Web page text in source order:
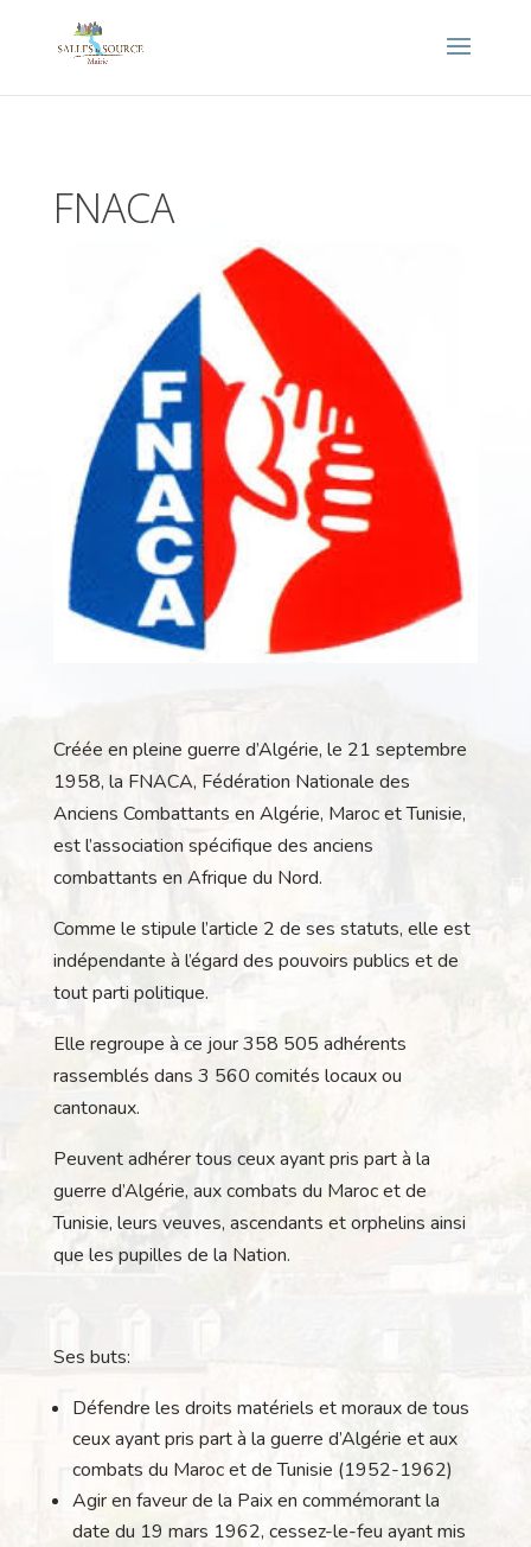
FNACA
Créée en pleine guerre d’Algérie, le 21 septembre
1958, la FNACA, Fédération Nationale des
Anciens Combattants en Algérie, Maroc et Tunisie,
est l’association spécifique des anciens
combattants en Afrique du Nord.
Comme le stipule l’article 2 de ses statuts, elle est
indépendante à l’égard des pouvoirs publics et de
tout parti politique.
Elle regroupe à ce jour 358 505 adhérents
rassemblés dans 3 560 comités locaux ou
cantonaux.
Peuvent adhérer tous ceux ayant pris part à la
guerre d’Algérie, aux combats du Maroc et de
Tunisie, leurs veuves, ascendants et orphelins ainsi
que les pupilles de la Nation.
Ses buts:
Défendre les droits matériels et moraux de tous
ceux ayant pris part à la guerre d’Algérie et aux
combats du Maroc et de Tunisie (1952-1962)
Agir en faveur de la Paix en commémorant la
date du 19 mars 1962, cessez-le-feu ayant mis